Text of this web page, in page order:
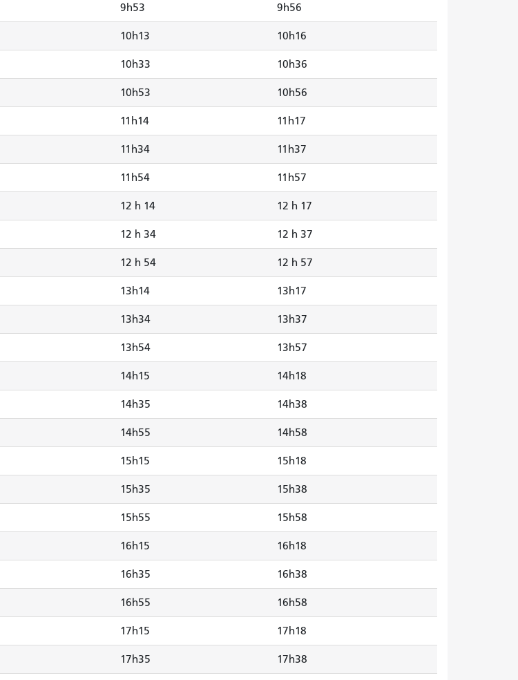
9h53 9h56
10h13 10h16
10h33 10h36
10h53 10h56
11h14 11h17
11h34 11h37
11h54 11h57
12 h 14 12 h 17
12 h 34 12 h 37
12 h 54 12 h 57
13h14 13h17
13h34 13h37
13h54 13h57
14h15 14h18
14h35 14h38
14h55 14h58
15h15 15h18
15h35 15h38
15h55 15h58
16h15 16h18
16h35 16h38
16h55 16h58
17h15 17h18
17h35 17h38